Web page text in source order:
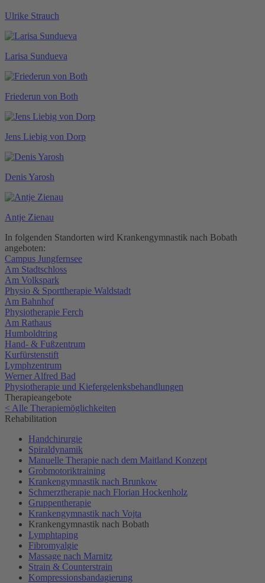
Ulrike Strauch
Larisa Sundueva
Friederun von Both
Jens Liebig von Dorp
Denis Yarosh
Antje Zienau
In folgenden Standorten wird Krankengymnastik nach Bobath
angeboten:
Campus Jungfernsee
Am Stadtschloss
Am Volkspark
Physio & Sporttherapie Waldstadt
Am Bahnhof
Physiotherapie Ferch
Am Rathaus
Humboldtring
Hand- & Fußzentrum
Kurfürstenstift
Lymphzentrum
Werner Alfred Bad
Physiotherapie und Kiefergelenksbehandlungen
Therapieangebote
< Alle Therapiemöglichkeiten
Rehabilitation
Handchirurgie
Spiraldynamik
Manuelle Therapie nach dem Maitland Konzept
Grobmotoriktraining
Krankengymnastik nach Brunkow
Schmerztherapie nach Florian Hockenholz
Gruppentherapie
Krankengymnastik nach Vojta
Krankengymnastik nach Bobath
Lymphtaping
Fibromyalgie
Massage nach Marnitz
Strain & Counterstrain
Kompressionsbandagierung